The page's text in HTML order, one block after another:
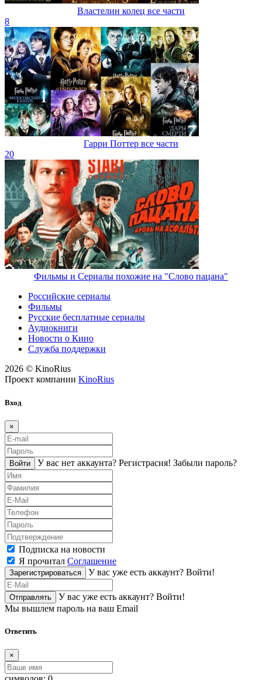
Властелин колец все части
8
Гарри Поттер все части
20
Фильмы и Сериалы похожие на "Слово пацана"
Российские сериалы
Фильмы
Русские бесплатные сериалы
Аудиокниги
Новости о Кино
Служба поддержки
2026 © KinoRius
Проект компании KinoRius
Вход
×
Войти У вас нет аккаунта? Регистраcия! Забыли пароль?
Подписка на новости
Я прочитал Соглашение
Зарегистрироваться У вас уже есть аккаунт? Войти!
Отправлять У вас уже есть аккаунт? Войти!
Мы вышлем пароль на ваш Email
Ответить
×